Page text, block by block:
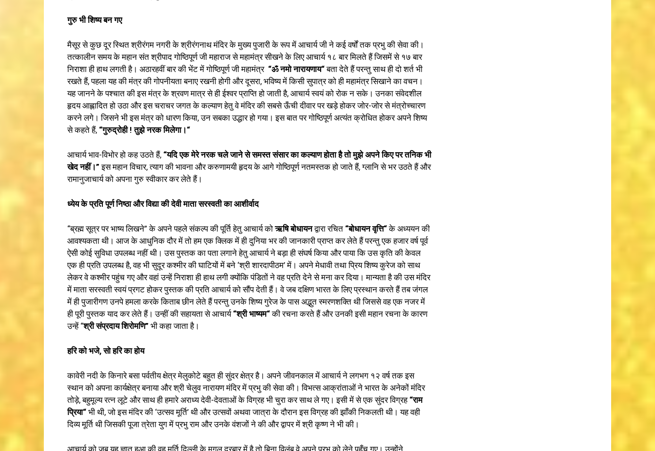
गुरु भी शिष्य बन गए
मैसूर से कुछ दूर स्थित श्रीरंगम नगरी के श्रीरंगनाथ मंदिर के मुख्य पुजारी के रूप में आचार्य जी ने कई वर्षों तक प्रभु की सेवा की।
तत्कालीन समय के महान संत श्रीपाद गोष्ठिपूर्ण जी महाराज से महामंत्र सीखने के लिए आचार्य १८ बार मिलते हैं जिसमें से १७ बार
निराशा ही हाथ लगती है। अठारहवीं बार की भेंट में गोष्ठिपूर्ण जी महामंत्र “ॐ नमो नारायणाय“बता देते हैं परन्तु साथ ही दो शर्त भी
रखते हैं, पहला यह की मंत्र की गोपनीयता बनाए रखनी होगी और दूसरा, भविष्य में किसी सुपात्र को ही महामंत्र सिखाने का वचन।
यह जानने के पश्चात की इस मंत्र के श्रवण मात्र से ही ईश्वर प्राप्ति हो जाती है, आचार्य स्वयं को रोक न सके। उनका संवेदशील
हृदय आह्लादित हो उठा और इस चराचर जगत के कल्याण हेतु वे मंदिर की सबसे ऊँची दीवार पर खड़े होकर जोर-जोर से मंत्रोच्चारण
करने लगे। जिसने भी इस मंत्र को धारण किया, उन सबका उद्धार हो गया। इस बात पर गोष्ठिपूर्ण अत्यंत क्रोधित होकर अपने शिष्य
से कहते हैं, “गुरुद्रोही!तुझ नरक मिलेगा।“
आचार्य भाव-विभोर हो कह उठते हैं, “यदि एक मेरे नरक चल जाने से समस्त संसार का कल्याण होता है तो मुझ अपने किए पर तनिक भी
खेद नहीं।”इस महान विचार, त्याग की भावना और करुणामयी हृदय के आगे गोष्ठिपूर्ण नतमस्तक हो जाते हैं, ग्लानि से भर उठते हैं और
रामानुजाचार्य को अपना गुरु स्वीकार कर लेते हैं।
ध्येय के प्रति पूर्ण निष्ठा और विद्या की देव माता सरस्वती का आशीर्वाद
“ब्रह्म सूत्र पर भाष्य लिखने” के अपने पहले संकल्प की पूर्ति हेतु आचार्य कोऋषि बोधायनद्वारा रचित “बोधायन वृत्त“के अध्ययन की
आवश्यकता थी। आज के आधुनिक दौर में तो हम एक क्लिक में ही दुनिया भर की जानकारी प्राप्त कर लेते हैं परन्तु एक हजार वर्ष पूर्व
ऐसी कोई सुविधा उपलब्ध नहीं थी। उस पुस्तक का पता लगाने हेतु आचार्य ने बड़ा ही संघर्ष किया और पाया कि उस कृति की केवल
एक ही प्रति उपलब्ध है, वह भी सुदूर कश्मीर की घाटियों में बने ‘श्री शारदापीठम’ में। अपने मेधावी तथा प्रिय शिष्य कुरेज को साथ
लेकर वे कश्मीर पहुंच गए और वहां उन्हें निराशा ही हाथ लगी क्योंकि पंडितों ने वह प्रति देने से मना कर दिया। मान्यता है की उस मंदिर
में माता सरस्वती स्वयं प्रगट होकर पुस्तक की प्रति आचार्य को सौंप देती हैं। वे जब दक्षिण भारत के लिए प्रस्थान करते हैं तब जंगल
में ही पुजारीगण उनपे हमला करके किताब छीन लेते हैं परन्तु उनके शिष्य गुरेज के पास अद्भुत स्मरणशक्ति थी जिससे वह एक नजर में
ही पूरी पुस्तक याद कर लेते हैं। उन्हीं की सहायता से आचार्य “श्री भाष्यम“की रचना करते हैं और उनकी इसी महान रचना के कारण
उन्हें “श्री संप्रदाय शिरोमणि” भी कहा जाता है।
हरि को भजे,सो हरि का होय
कावेरी नदी के किनारे बसा पर्वतीय क्षेत्र मेलुकोटे बहुत ही सुंदर क्षेत्र है। अपने जीवनकाल में आचार्य ने लगभग १२ वर्ष तक इस
स्थान को अपना कार्यक्षेत्र बनाया और श्री चेलुव नारायण मंदिर में प्रभु की सेवा की। विभत्स आक्रांताओं ने भारत के अनेकों मंदिर
तोड़े, बहुमूल्य रत्न लूटे और साथ ही हमारे अराध्य देवी-देवताओं के विग्रह भी चुरा कर साथ ले गए। इसी में से एक सुंदर विग्रह “राम
प्रिय“ भी थी, जो इस मंदिर की ‘उत्सव मूर्ति’ थी और उत्सवों अथवा जात्रा के दौरान इस विग्रह की झाँकी निकलती थी। यह वही
दिव्य मूर्ति थी जिसकी पूजा त्रेता युग में प्रभु राम और उनके वंशजों ने की और द्वापर में श्री कृष्ण ने भी की।